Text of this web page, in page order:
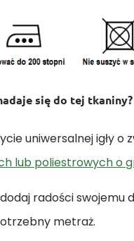
się do tej tkaniny?
uniwersalnej igły o
lub poliestrowych o
radości swojemu
metraż.